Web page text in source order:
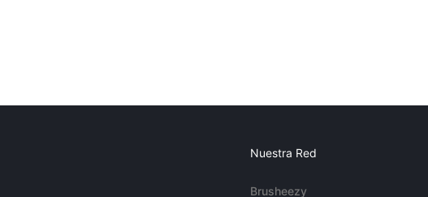
Nuestra Red
Brusheezy